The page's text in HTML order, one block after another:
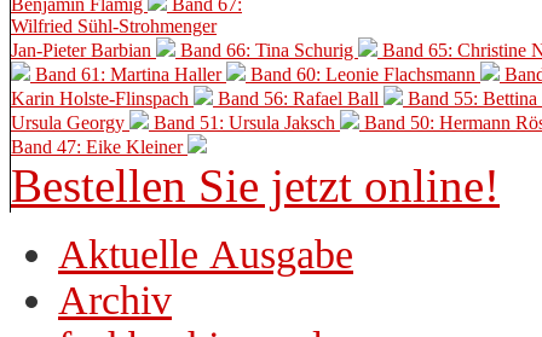
Benjamin Flämig
Band 67:
Wilfried Sühl-Strohmenger
Jan-Pieter Barbian
Band 66: Tina Schurig
Band 65: Christine
Band 61: Martina Haller
Band 60: Leonie Flachsmann
Karin Holste-Flinspach
Band 56: Rafael Ball
Band 55:
Ursula Georgy
Band 51: Ursula Jaksch Band 50: Hermann
Band 47: Eike Kleiner
Bestellen Sie jetzt online!
Aktuelle Ausgabe
Archiv